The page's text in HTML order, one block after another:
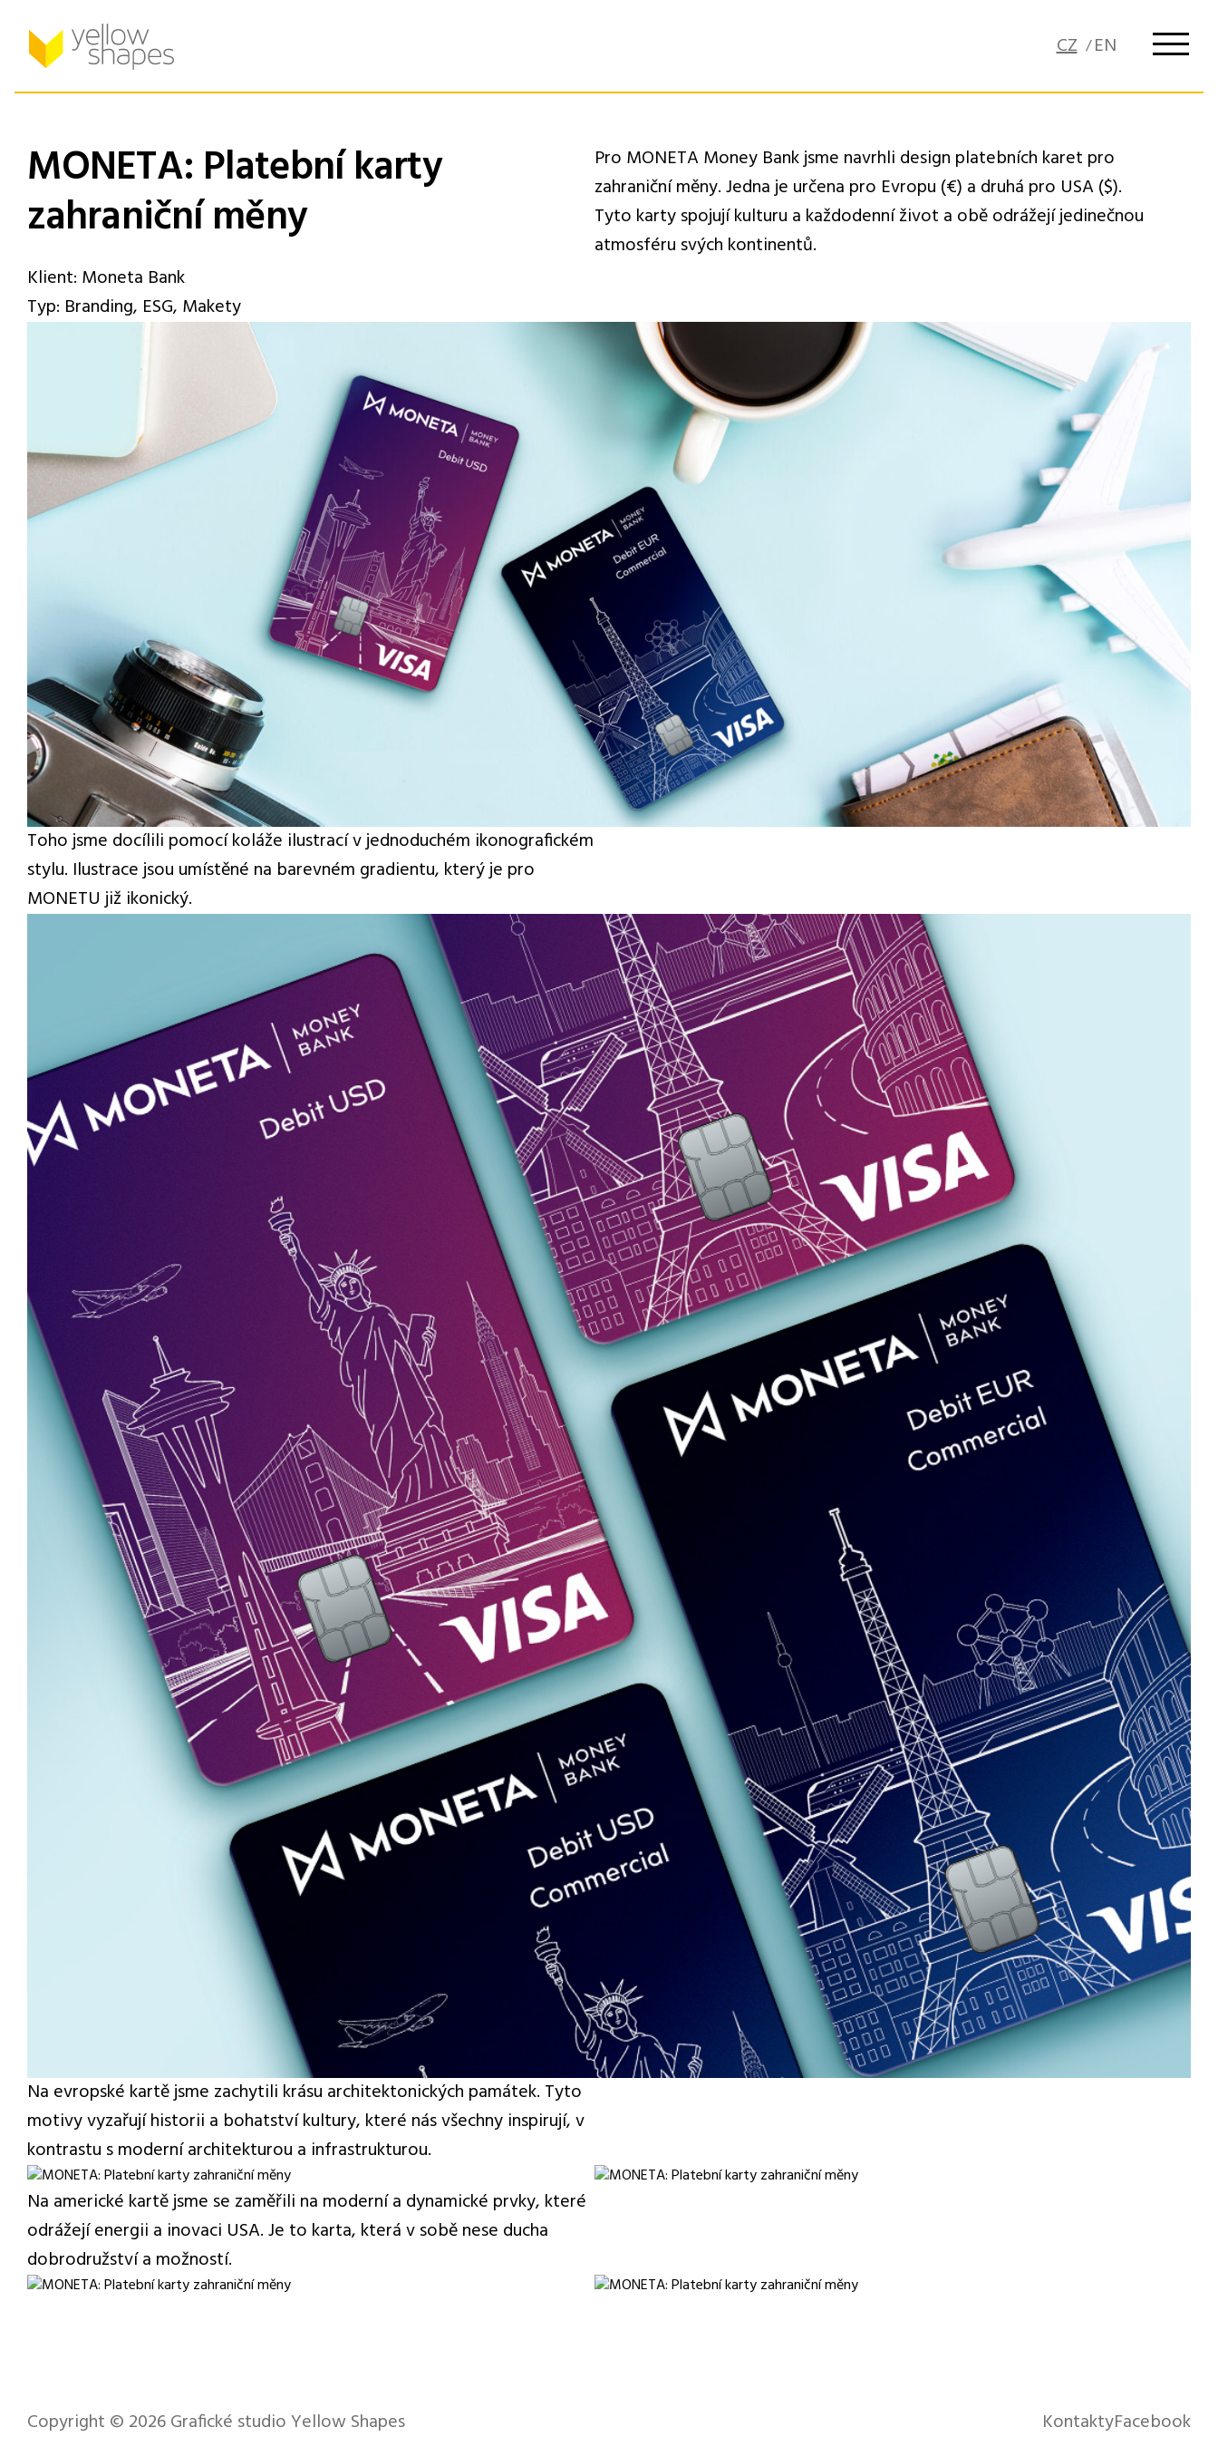
obsahu
MONETA: Platební karty
zahraniční měny
Klient: Moneta Bank
Typ: Branding, ESG, Makety
Pro MONETA Money Bank jsme navrhli design platebních karet pro
zahraniční měny. Jedna je určena pro Evropu (€) a druhá pro USA ($).
Tyto karty spojují kulturu a každodenní život a obě odrážejí jedinečnou
atmosféru svých kontinentů.
Toho jsme docílili pomocí koláže ilustrací v jednoduchém ikonografickém
stylu. Ilustrace jsou umístěné na barevném gradientu, který je pro
MONETU již ikonický.
Na evropské kartě jsme zachytili krásu architektonických památek. Tyto
motivy vyzařují historii a bohatství kultury, které nás všechny inspirují, v
kontrastu s moderní architekturou a infrastrukturou.
Na americké kartě jsme se zaměřili na moderní a dynamické prvky, které
odrážejí energii a inovaci USA. Je to karta, která v sobě nese ducha
dobrodružství a možností.
Copyright © 2026Grafické studio Yellow Shapes KontaktyFacebook